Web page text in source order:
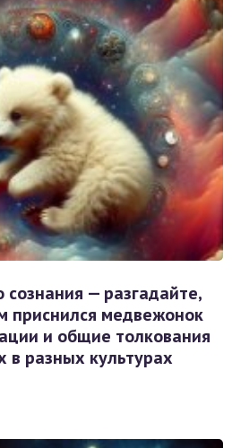
сознания — разгадайте,
приснился медвежонок
и общие толкования
в разных культурах